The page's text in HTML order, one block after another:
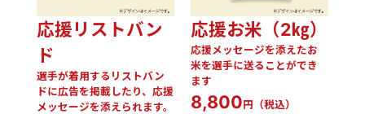
応援リストバン
ド
選手が着用するリストバン
ドに広告を掲載したり、応援
メッセージを添えられます。
応援お米（2㎏）
応援メッセージを添えたお
米を選手に送ることができ
ます
8,800 円（税込）